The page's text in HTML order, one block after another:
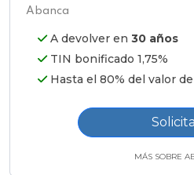
Abanca
A devolver en 30 años
TIN bonificado 1,75%
Hasta el 80% del valor
MÁS SOBRE